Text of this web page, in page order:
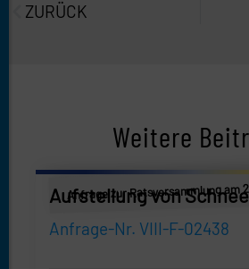
ZURÜCK
Weitere
Anfrage zur Ratsversammlung am
Aufstellung von
Anfrage-Nr. VIII-F-02438